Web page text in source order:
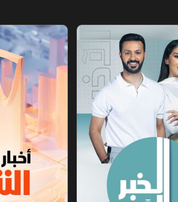
أخبار الشرق